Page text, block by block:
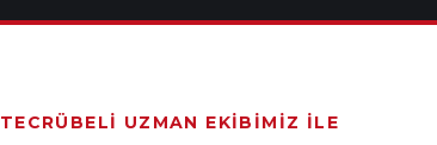
TECRÜBELI UZMAN EKIBIMIZ İLE